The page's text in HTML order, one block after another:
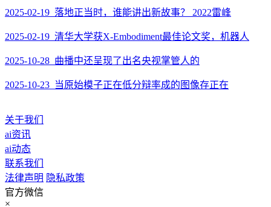
2025-02-19 落地正当时，谁能讲出新故事？ 2022雷峰
2025-02-19 清华大学获X-Embodiment最佳论文奖，机器人
2025-10-28 曲播中还呈现了出名央视掌管人的
2025-10-23 当原始模子正在低分辩率成的图像存正在
关于我们
ai资讯
ai动态
联系我们
法律声明 隐私政策
官方微信
×